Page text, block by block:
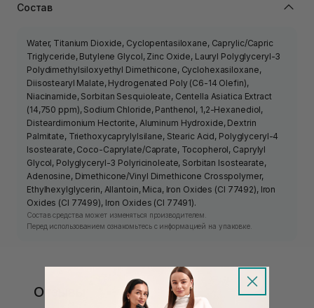
Состав
Water, Titanium Dioxide, Cyclopentasiloxane, Caprylic/Capric
Triglyceride, Butylene Glycol, Zinc Oxide, Lauryl Polyglyceryl-3
Polydimethylsiloxyethyl Dimethicone, Cyclohexasiloxane,
Diisostearyl Malate, Hydrogenated Poly (C6-14 Olefin),
Niacinamide, Sorbitan Sesquioleate, Centella Asiatica Extract
(14,750 ppm), Sodium Chloride, Panthenol, 1,2-Hexanediol,
Disteardimonium Hectorite, Aluminum Hydroxide, Dextrin
Palmitate, Triethoxycaprylylsilane, Stearic Acid, Polyglyceryl-4
Isostearate, Coco-Caprylate/Caprate, Tocopherol, Caprylyl
Glycol, Polyglyceryl-3 Polyricinoleate, Sorbitan Isostearate,
Adenosine, Dimethicone/Vinyl Dimethicone Crosspolymer,
Ethylhexylglycerin, Allantoin, Mica, Iron Oxides (CI 77492), Iron
Oxides (CI 77499), Iron Oxides (CI 77491).
Состав средства может изменяться производителем.
Перед использованием ознакомьтесь с информацией на упаковке.
Отзывы